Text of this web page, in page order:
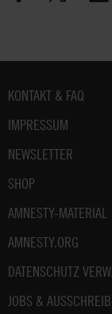
Fußbereich
KONTAKT & FAQ
IMPRESSUM
NEWSLETTER
SHOP
AMNESTY-MATERIAL
AMNESTY.ORG
DATENSCHUTZ
JOBS &